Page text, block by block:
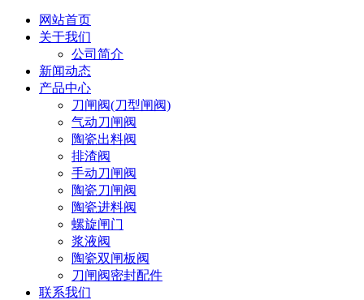
网站首页
关于我们
公司简介
新闻动态
产品中心
刀闸阀(刀型闸阀)
气动刀闸阀
陶瓷出料阀
排渣阀
手动刀闸阀
陶瓷刀闸阀
陶瓷进料阀
螺旋闸门
浆液阀
陶瓷双闸板阀
刀闸阀密封配件
联系我们